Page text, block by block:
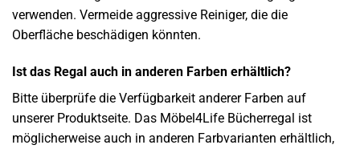
verwenden. Vermeide aggressive Reiniger, die die
Oberfläche beschädigen könnten.
Ist das Regal auch in anderen Farben erhältlich?
Bitte überprüfe die Verfügbarkeit anderer Farben auf
unserer Produktseite. Das Möbel4Life Bücherregal ist
möglicherweise auch in anderen Farbvarianten erhältlich,